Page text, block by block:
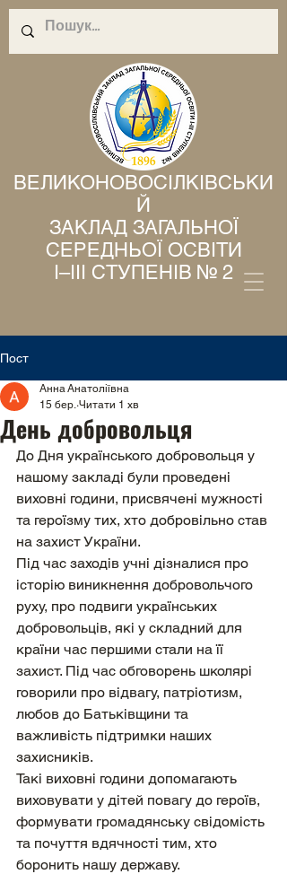
ВЕЛИКОНОВОСІЛКІВСЬКИ
Й
ЗАКЛАД ЗАГАЛЬНОЇ
СЕРЕДНЬОЇ ОСВІТИ
І–ІІІ СТУПЕНІВ № 2
Пост
День добровольця
Анна Анатоліївна
15 бер. Читати 1 хв
До Дня українського добровольця у
нашому закладі були проведені
виховні години, присвячені мужності
та героїзму тих, хто добровільно став
на захист України.
Під час заходів учні дізналися про
історію виникнення добровольчого
руху, про подвиги українських
добровольців, які у складний для
країни час першими стали на її
захист. Під час обговорень школярі
говорили про відвагу, патріотизм,
любов до Батьківщини та
важливість підтримки наших
захисників.
Такі виховні години допомагають
виховувати у дітей повагу до героїв,
формувати громадянську свідомість
та почуття вдячності тим, хто
боронить нашу державу.